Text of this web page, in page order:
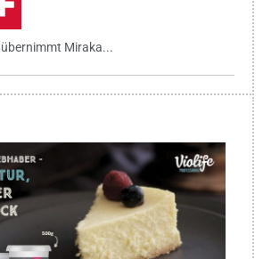
Miraka...